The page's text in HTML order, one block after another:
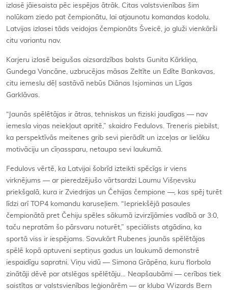
izlasē jāiesaista pēc iespējas ātrāk. Citas valstsvienības šim
nolūkam ziedo pat čempionātu, lai atjaunotu komandas kodolu.
Latvijas izlasei tāds veidojas čempionāts Šveicē, jo gluži vienkārši
citu variantu nav.
Karjeru izlasē beigušas aizsardzības balsts Gunita Kārkliņa,
Gundega Vancāne, uzbrucējas māsas Zeltīte un Edīte Bankavas,
citu iemeslu dēļ sastāvā nebūs Diānas Isjominas un Līgas
Garklāvas.
“Jaunās spēlētājas ir ātras, tehniskas un fiziski jaudīgas — nav
iemesla viņas neiekļaut apritē,” skaidro Fedulovs. Treneris piebilst,
ka perspektīvās meitenes grib sevi pierādīt un izceļas ar lielāku
motivāciju un cīņassparu, netaupa sevi laukumā.
Fedulovs vērtē, ka Latvijai šobrīd izteikti spēcīgs ir viens
virknējums — ar pieredzējušo vārtsardzi Laumu Višņevsku
priekšgalā, kura ir Zviedrijas un Čehijas čempione —, kas spēj turēt
līdzi arī TOP4 komandu karuseļiem. “Iepriekšējā pasaules
čempionātā pret Čehiju spēles sākumā izvirzījāmies vadībā ar 3:0,
taču nepratām šo pārsvaru noturēt,” speciālists atgādina, ka
sportā viss ir iespējams. Savukārt Rubenes jaunās spēlētājas
spēlē kopā aptuveni septiņus gadus un laukumā demonstrē
iespaidīgu sapratni. Viņu vidū — Simona Grāpēna, kuru florbola
zinātāji dēvē par atslēgas spēlētāju… Neapšaubāmi — cerības tiek
saistītas ar valstsvienības leģionārēm — ar kluba Wizards Bern